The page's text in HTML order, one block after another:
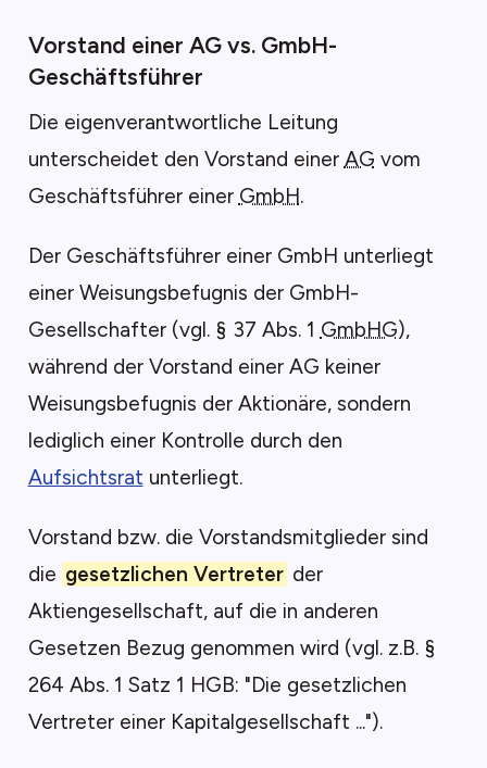
Vorstand einer AG vs. GmbH-
Geschäftsführer
Die eigenverantwortliche Leitung
unterscheidet den Vorstand einer AG vom
Geschäftsführer einer GmbH.
Der Geschäftsführer einer GmbH unterliegt
einer Weisungsbefugnis der GmbH-
Gesellschafter (vgl. § 37 Abs. 1 GmbHG),
während der Vorstand einer AG keiner
Weisungsbefugnis der Aktionäre, sondern
lediglich einer Kontrolle durch den
Aufsichtsrat unterliegt.
Vorstand bzw. die Vorstandsmitglieder sind
die gesetzlichen Vertreter der
Aktiengesellschaft, auf die in anderen
Gesetzen Bezug genommen wird (vgl. z.B. §
264 Abs. 1 Satz 1 HGB: "Die gesetzlichen
Vertreter einer Kapitalgesellschaft ...").